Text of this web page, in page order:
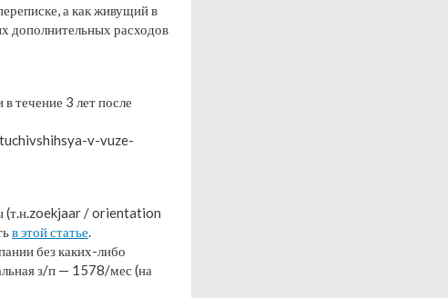
а как живущий в
дополнительных расходов
течение 3 лет после
v-vuze-
(т.н.zoekjaar / orientation
в этой статье.
без каких-либо
з/п — 1578/мес (на